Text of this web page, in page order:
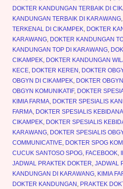
DOKTER KANDUNGAN TERBAIK DI
KANDUNGAN TERBAIK DI KARAWANG,
TERKENAL DI CIKAMPEK, DOKTER
KARAWANG, DOKTER KANDUNGAN
KANDUNGAN TOP DI KARAWANG,
CIKAMPEK, DOKTER KANDUNGAN
KECE, DOKTER KEREN, DOKTER
OBGYN DI CIKAMPEK, DOKTER
OBGYN KOMUNIKATIF, DOKTER
KIMIA FARMA, DOKTER SPESIALIS
FARMA, DOKTER SPESIALIS
CIKAMPEK, DOKTER SPESIALIS
KARAWANG, DOKTER SPESIALIS
COMMUNICATIVE, DOKTER SPOG
CUCUK SANTOSO SPOG, FACEBOOK,
JADWAL PRAKTEK DOKTER, JADWAL
KANDUNGAN DI KARAWANG, KIMIA
DOKTER KANDUNGAN, PRAKTEK